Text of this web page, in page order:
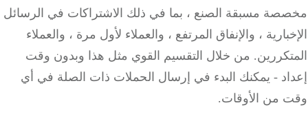
مسبقة الصنع ، بما في ذلك الاشتراكات في الرسائل
، والإنفاق المرتفع ، والعملاء لأول مرة ، والعملاء
من خلال التقسيم القوي مثل هذا وبدون وقت
- يمكنك البدء في إرسال الحملات ذات الصلة في أي
من الأوقات.